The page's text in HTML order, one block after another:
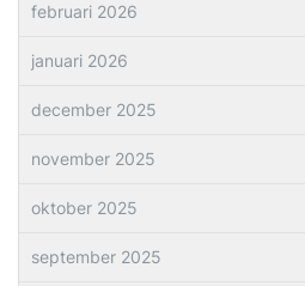
februari 2026
januari 2026
december 2025
november 2025
oktober 2025
september 2025